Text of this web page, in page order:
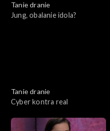
Tanie dranie
Jung, obalanie idola?
Tanie dranie
Cyber kontra real